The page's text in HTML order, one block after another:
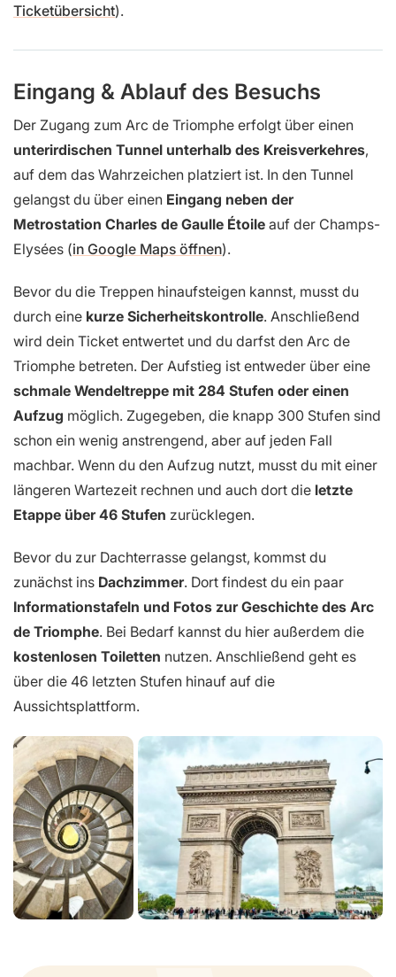
Ticketübersicht).
Eingang & Ablauf des Besuchs
Der Zugang zum Arc de Triomphe erfolgt über einen
unterirdischen Tunnel unterhalb des Kreisverkehres,
auf dem das Wahrzeichen platziert ist. In den Tunnel
gelangst du über einen Eingang neben der
Metrostation Charles de Gaulle Étoile auf der Champs-
Elysées (in Google Maps öffnen).
Bevor du die Treppen hinaufsteigen kannst, musst du
durch eine kurze Sicherheitskontrolle. Anschließend
wird dein Ticket entwertet und du darfst den Arc de
Triomphe betreten. Der Aufstieg ist entweder über eine
schmale Wendeltreppe mit 284 Stufen oder einen
Aufzug möglich. Zugegeben, die knapp 300 Stufen sind
schon ein wenig anstrengend, aber auf jeden Fall
machbar. Wenn du den Aufzug nutzt, musst du mit einer
längeren Wartezeit rechnen und auch dort die letzte
Etappe über 46 Stufen zurücklegen.
Bevor du zur Dachterrasse gelangst, kommst du
zunächst ins Dachzimmer. Dort findest du ein paar
Informationstafeln und Fotos zur Geschichte des Arc
de Triomphe. Bei Bedarf kannst du hier außerdem die
kostenlosen Toiletten nutzen. Anschließend geht es
über die 46 letzten Stufen hinauf auf die
Aussichtsplattform.